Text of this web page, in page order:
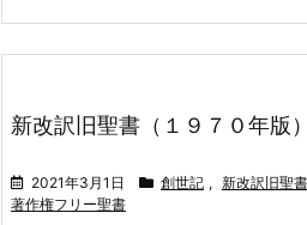
新改訳旧聖書（１９７０年版
2021年3月1日 創世記 , 新改訳旧聖
著作権フリー聖書